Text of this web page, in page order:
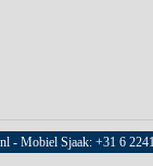
- Mobiel Sjaak: +31 6